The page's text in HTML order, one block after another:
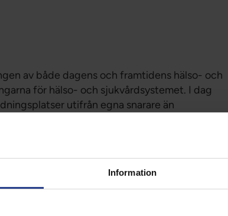
Information
av både dagens och framtidens hälso- och
för hälso- och sjukvårdsystemet. I dag
utifrån egna snarare än
till ett effektivt system. Kommittén ser därför
i utbildningen av hälso- och
behöver bidra till det samlade nationella
om kompetensförsörjningen är komplex och så
en enkel åtgärd eller lösning att pröva. Mot
hållbart hälso- och sjukvårdssystem måste
utvärderas och föreslagna insatser som har